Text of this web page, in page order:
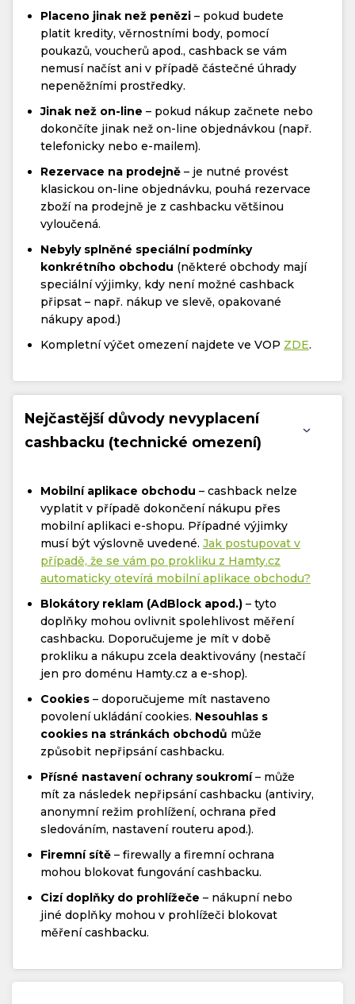
Placeno jinak než penězi – pokud budete
platit kredity, věrnostními body, pomocí
poukazů, voucherů apod., cashback se vám
nemusí načíst ani v případě částečné úhrady
nepeněžními prostředky.
Jinak než on-line – pokud nákup začnete nebo
dokončíte jinak než on-line objednávkou (např.
telefonicky nebo e-mailem).
Rezervace na prodejně – je nutné provést
klasickou on-line objednávku, pouhá rezervace
zboží na prodejně je z cashbacku většinou
vyloučená.
Nebyly splněné speciální podmínky
konkrétního obchodu (některé obchody mají
speciální výjimky, kdy není možné cashback
připsat – např. nákup ve slevě, opakované
nákupy apod.)
Kompletní výčet omezení najdete ve VOP ZDE.
Nejčastější důvody nevyplacení
cashbacku (technické omezení)
Mobilní aplikace obchodu – cashback nelze
vyplatit v případě dokončení nákupu přes
mobilní aplikaci e-shopu. Případné výjimky
musí být výslovně uvedené. Jak postupovat v
případě, že se vám po prokliku z Hamty.cz
automaticky otevírá mobilní aplikace obchodu?
Blokátory reklam (AdBlock apod.) – tyto
doplňky mohou ovlivnit spolehlivost měření
cashbacku. Doporučujeme je mít v době
prokliku a nákupu zcela deaktivovány (nestačí
jen pro doménu Hamty.cz a e-shop).
Cookies – doporučujeme mít nastaveno
povolení ukládání cookies. Nesouhlas s
cookies na stránkách obchodů může
způsobit nepřipsání cashbacku.
Přísné nastavení ochrany soukromí– může
mít za následek nepřipsání cashbacku (antiviry,
anonymní režim prohlížení, ochrana před
sledováním, nastavení routeru apod.).
Firemní sítě – firewally a firemní ochrana
mohou blokovat fungování cashbacku.
Cizí doplňky do prohlížeče – nákupní nebo
jiné doplňky mohou v prohlížeči blokovat
měření cashbacku.